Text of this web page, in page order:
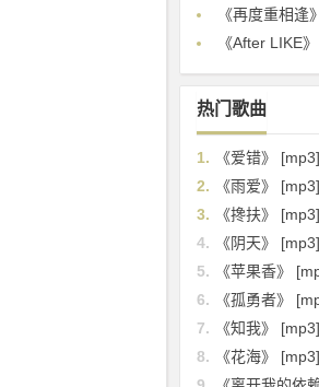
《再度重相逢》
《After LIKE》
热门歌曲
1.
《爱错》
2.
《雨爱》
3.
《搀扶》
4.
《阴天》
5.
《苹果香》
6.
《孤勇者》
7.
《知我》
8.
《花海》